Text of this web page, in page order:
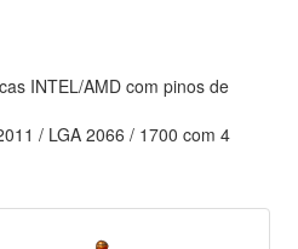
INTEL/AMD com pinos de
/ LGA 2066 / 1700 com 4